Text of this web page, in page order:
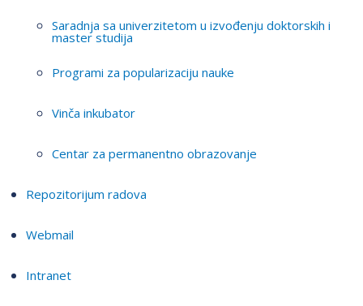
Saradnja sa univerzitetom u izvođenju doktorskih i
master studija
Programi za popularizaciju nauke
Vinča inkubator
Centar za permanentno obrazovanje
Repozitorijum radova
Webmail
Intranet